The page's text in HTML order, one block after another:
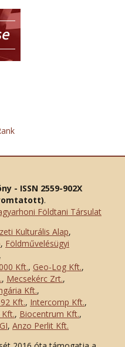
- ISSN 2559-902X
.
Földtani Társulat
Kulturális Alap,
, Földművelésügyi
,
Kft., Geo-Log Kft.,
, Mecsekérc Zrt.,
Kft.,
Kft., Intercomp Kft.,
, Biocentrum Kft.,
, Anzo Perlit Kft.